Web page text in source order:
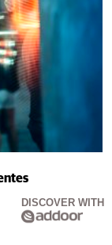
DISCOVER WITH